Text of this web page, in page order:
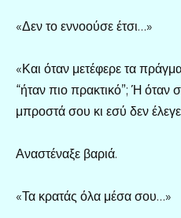
«Δεν το εννοούσε έτσι…»
«Και όταν μετέφερε τα
“ήταν πιο πρακτικό”; Ή όταν
μπροστά σου κι εσύ δεν
Αναστέναξε βαριά.
«Τα κρατάς όλα μέσα σου…»